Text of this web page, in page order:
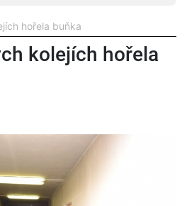
hořela buňka
kolejích hořela